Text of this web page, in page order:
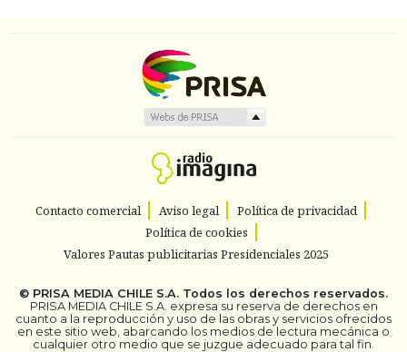
Contacto comercial Aviso legal
Política de privacidad
Política de cookies
Valores Pautas publicitarias Presidenciales 2025
© PRISA MEDIA CHILE S.A. Todos los derechos reservados.
PRISA MEDIA CHILE S.A. expresa su reserva de derechos en
cuanto a la reproducción y uso de las obras y servicios ofrecidos
en este sitio web, abarcando los medios de lectura mecánica o
cualquier otro medio que se juzgue adecuado para tal fin.